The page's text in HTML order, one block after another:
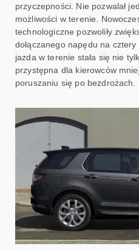
przyczepności. Nie pozwalał
możliwości w terenie.
technologiczne pozwoliły
dołączanego napędu na
jazda w terenie stała się nie
przystępna dla kierowców
poruszaniu się po bezdrożach.